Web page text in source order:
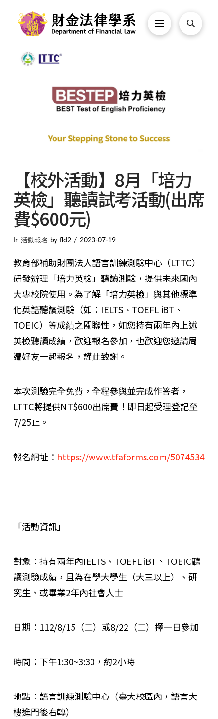
【校外活動】8月「培力
英檢」聽讀試考活動(出席
費$600元)
In 活動報名 by fld2 2023-07-19
教育部補助財團法人語言訓練測驗中心（LTTC）
研發辦理「培力英檢」聽讀測驗，提供未來國內
大專校院使用。為了解「培力英檢」與其他標準
化英語聽讀測驗（如：IELTS、TOEFL iBT、
TOEIC）等成績之關聯性，如您持有兩年內上述
英檢聽讀成績，歡迎報名參加，也歡迎您邀請周
遭好友一起報名，謹此致謝。
本次測驗完全免費，全程參與並完成作答者，
LTTC將提供NT$600出席費！即日起受理登記至
7/25止。
報名網址： https://www.tfaforms.com/5074534
「活動資訊」
對象：持有兩年內IELTS、TOEFL iBT、TOEIC聽
讀測驗成績，且為在學大學生（大三以上）、研
究生、或畢業2年內社會人士
日期：112/8/15（二）或8/22（二）擇一日參加
時間：下午1:30~3:30，約2小時
地點：語言訓練測驗中心（臺大校區內，語言大
樓進門後右轉）